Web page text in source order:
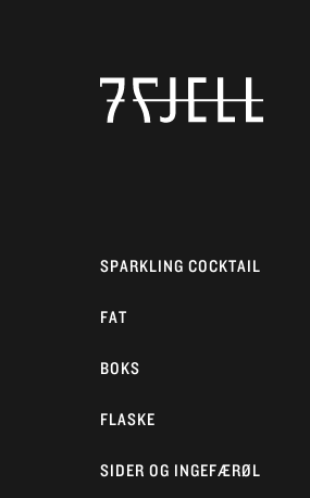
SPARKLING COCKTAIL
FAT
BOKS
FLASKE
SIDER OG INGEFÆRØL